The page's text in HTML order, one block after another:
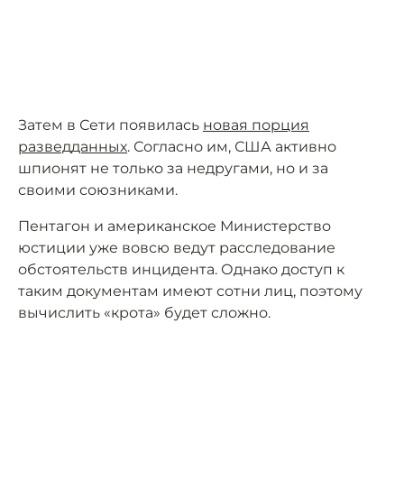
Затем в Сети появилась новая порция
разведданных. Согласно им, США активно
шпионят не только за недругами, но и за
своими союзниками.
Пентагон и американское Министерство
юстиции уже вовсю ведут расследование
обстоятельств инцидента. Однако доступ к
таким документам имеют сотни лиц, поэтому
вычислить «крота» будет сложно.